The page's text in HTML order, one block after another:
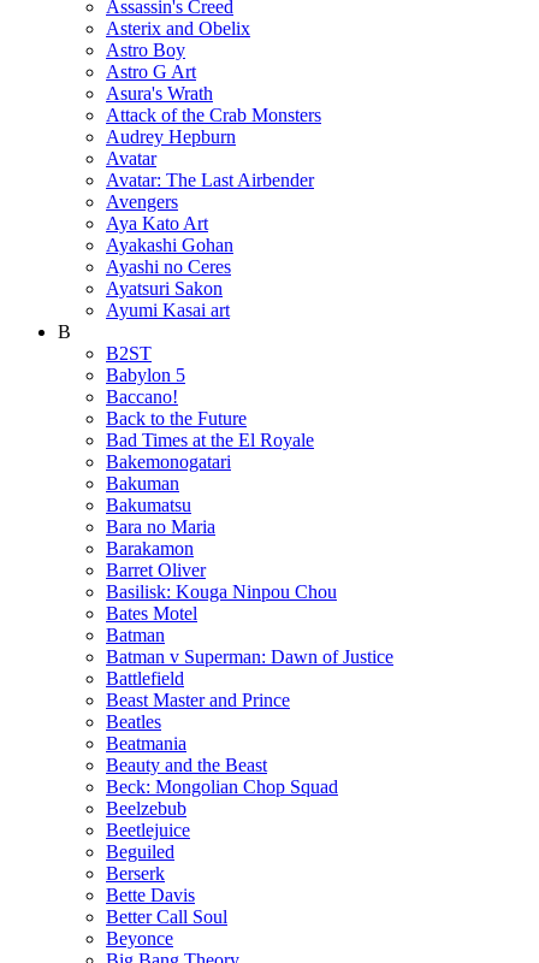
Assassin's Creed
Asterix and Obelix
Astro Boy
Astro G Art
Asura's Wrath
Attack of the Crab Monsters
Audrey Hepburn
Avatar
Avatar: The Last Airbender
Avengers
Aya Kato Art
Ayakashi Gohan
Ayashi no Ceres
Ayatsuri Sakon
Ayumi Kasai art
B
B2ST
Babylon 5
Baccano!
Back to the Future
Bad Times at the El Royale
Bakemonogatari
Bakuman
Bakumatsu
Bara no Maria
Barakamon
Barret Oliver
Basilisk: Kouga Ninpou Chou
Bates Motel
Batman
Batman v Superman: Dawn of Justice
Battlefield
Beast Master and Prince
Beatles
Beatmania
Beauty and the Beast
Beck: Mongolian Chop Squad
Beelzebub
Beetlejuice
Beguiled
Berserk
Bette Davis
Better Call Soul
Beyonce